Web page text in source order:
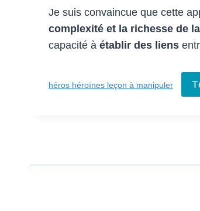
Je suis convaincue que cette
complexité et la richesse de
capacité à établir des liens
héros héroïnes leçon à manipuler